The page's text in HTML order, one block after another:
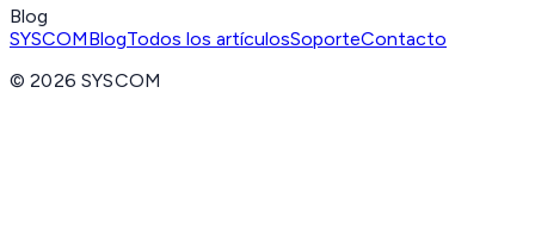
Blog
SYSCOMBlogTodos los artículosSoporteContacto
©2026 SYSCOM